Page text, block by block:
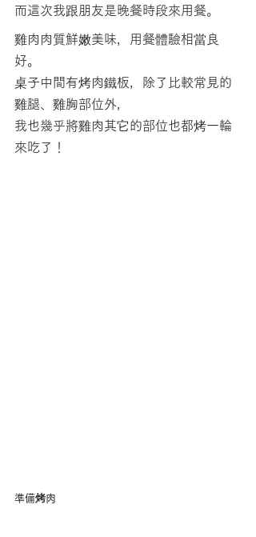
而這次我跟朋友是晚餐時段來用餐。
雞肉肉質鮮嫩美味，用餐體驗相當良
好。
桌子中間有烤肉鐵板，除了比較常見的
雞腿、雞胸部位外，
我也幾乎將雞肉其它的部位也都烤一輪
來吃了！
準備烤肉